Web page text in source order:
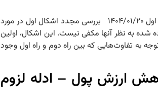
جلسه ۳۷ – PDF جلسه سی و هفتم جبران کاهش ارزش پول – ادله لزوم جبران مطلقا – دلیل دوم (راه دوم) – بررسی مجدد اشکال اول ۱۴۰۴/۰۱/۲۰ بررسی مجدد اشکال اول در مورد
شده به نظر آنها مکفی نیست. این اشکال، اولین
به تفاوت‌هایی که بین راه دوم و راه اول وجود
ارزش پول – ادله لزوم